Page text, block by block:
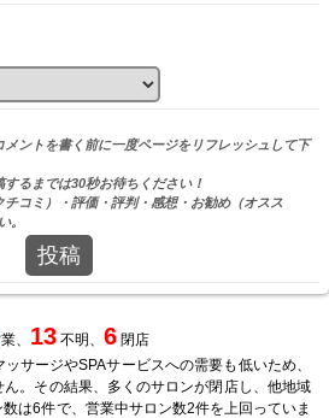
ントを書く前に一度ページをリフレッシュして下
るまでは30秒お待ちください！
コミ）・評価・評判・感想・お勧め（オスス
。
投稿
、 13不明、 6閉店
サージやSPAサービスへの需要も低いため、
。その結果、多くのサロンが閉店し、他地域
は6件で、営業中サロン数2件を上回っていま